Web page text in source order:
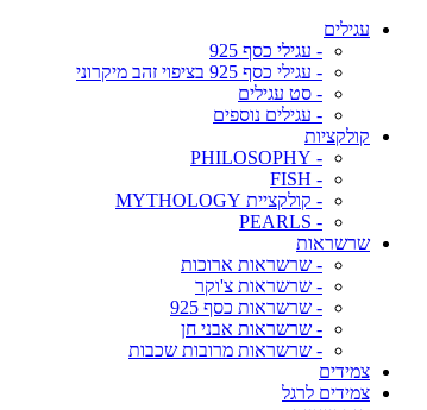
עגילים
- עגילי כסף 925
- עגילי כסף 925 בציפוי זהב מיקרוני
- סט עגילים
- עגילים נוספים
קולקציות
- PHILOSOPHY
- FISH
- קולקציית MYTHOLOGY
- PEARLS
שרשראות
- שרשראות ארוכות
- שרשראות צ'וקר
- שרשראות כסף 925
- שרשראות אבני חן
- שרשראות מרובות שכבות
צמידים
צמידים לרגל